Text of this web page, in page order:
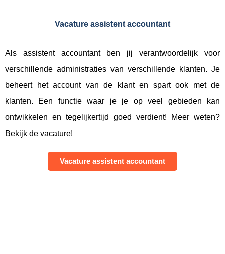
Vacature assistent accountant
Als assistent accountant ben jij verantwoordelijk voor
verschillende administraties van verschillende klanten. Je
beheert het account van de klant en spart ook met de
klanten. Een functie waar je je op veel gebieden kan
ontwikkelen en tegelijkertijd goed verdient! Meer weten?
Bekijk de vacature!
Vacature assistent accountant